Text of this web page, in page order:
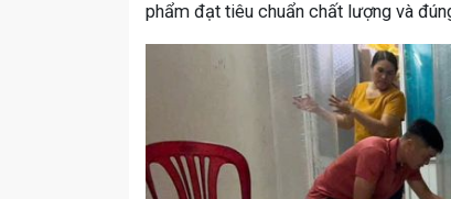
phẩm đạt tiêu chuẩn chất lượng và